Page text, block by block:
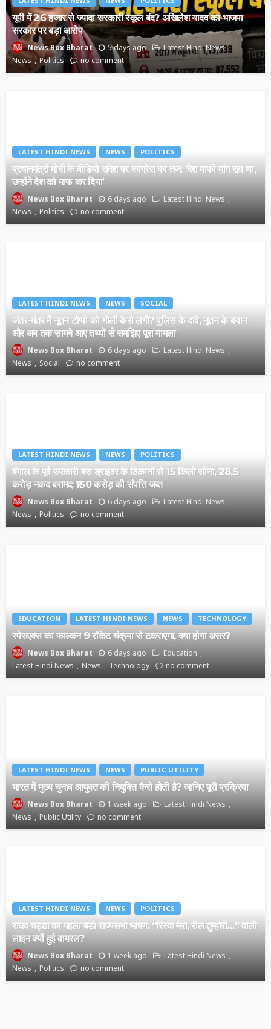
यूपी में 26 हजार से ज्यादा सरकारी स्कूल बंद? अखिलेश यादव का भाजपा
सरकार पर बड़ा आरोप
News Box Bharat 5 days ago
Latest Hindi News
News
Politics no comment
LATEST HINDI NEWS NEWS POLITICS
प्रधानमंत्री मोदी के वीडियो संदेश पर कांग्रेस का तंज: ‘देश माफी मांग रहा था,
उन्होंने देश को माफ कर दिया’
News Box Bharat 6 days ago
Latest Hindi News
News
Politics no comment
LATEST HINDI NEWS NEWS SOCIAL
जंतर-मंतर में नूतन टोप्पो को गोली कैसे लगी? पुलिस के दावे, नूतन के बयान
और अब तक सामने आए तथ्यों से समझिए पूरा मामला
News Box Bharat 6 days ago
Latest Hindi News
News
Social no comment
LATEST HINDI NEWS NEWS POLITICS
बंगाल के पूर्व सरकारी बस ड्राइवर के ठिकानों से 15 किलो सोना, ₹28.5
करोड़ नकद बरामद; ₹150 करोड़ की संपत्ति जब्त
News Box Bharat 6 days ago
Latest Hindi News
News
Politics no comment
EDUCATION LATEST HINDI NEWS NEWS TECHNOLOGY
स्पेसएक्स का फाल्कन 9 रॉकेट चंद्रमा से टकराएगा, क्या होगा असर?
News Box Bharat 6 days ago
Education
Latest Hindi News
News Technology no comment
LATEST HINDI NEWS NEWS PUBLIC UTILITY
भारत में मुख्य चुनाव आयुक्त की नियुक्ति कैसे होती है? जानिए पूरी प्रक्रिया
News Box Bharat 1 week ago
Latest Hindi News
News
Public Utility no comment
LATEST HINDI NEWS NEWS POLITICS
राघव चड्ढा का पहला बड़ा राज्यसभा भाषण: “रिस्क मेरा, रील तुम्हारी…” वाली
लाइन क्यों हुई वायरल?
News Box Bharat 1 week ago
Latest Hindi News
News
Politics no comment